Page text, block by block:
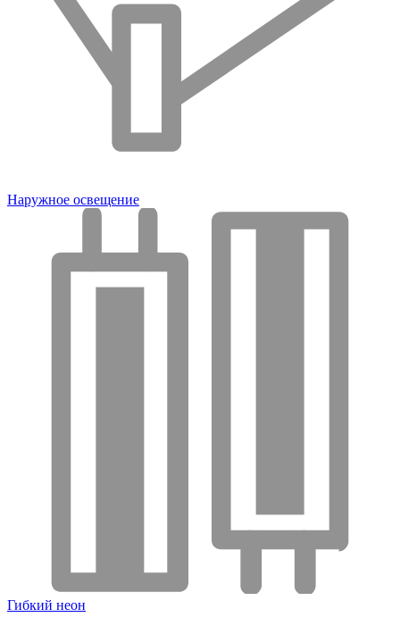
Наружное освещение
Гибкий неон